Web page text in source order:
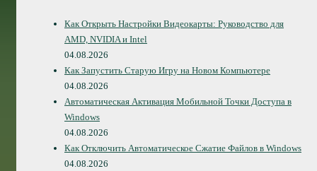
Как Открыть Настройки Видеокарты: Руководство для
AMD, NVIDIA и Intel
04.08.2026
Как Запустить Старую Игру на Новом Компьютере
04.08.2026
Автоматическая Активация Мобильной Точки Доступа в
Windows
04.08.2026
Как Отключить Автоматическое Сжатие Файлов в Windows
04.08.2026